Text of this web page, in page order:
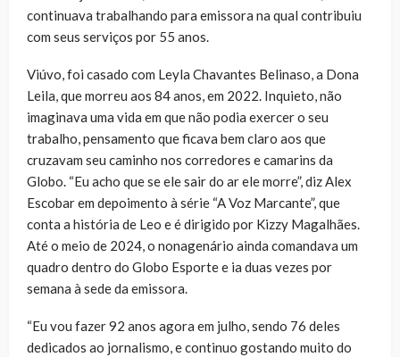
continuava trabalhando para emissora na qual contribuiu
com seus serviços por 55 anos.
Viúvo, foi casado com Leyla Chavantes Belinaso, a Dona
Leila, que morreu aos 84 anos, em 2022. Inquieto, não
imaginava uma vida em que não podia exercer o seu
trabalho, pensamento que ficava bem claro aos que
cruzavam seu caminho nos corredores e camarins da
Globo. “Eu acho que se ele sair do ar ele morre”, diz Alex
Escobar em depoimento à série “A Voz Marcante”, que
conta a história de Leo e é dirigido por Kizzy Magalhães.
Até o meio de 2024, o nonagenário ainda comandava um
quadro dentro do Globo Esporte e ia duas vezes por
semana à sede da emissora.
“Eu vou fazer 92 anos agora em julho, sendo 76 deles
dedicados ao jornalismo, e continuo gostando muito do